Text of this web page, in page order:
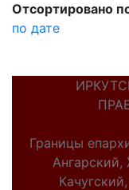
Отсортировано
по дате
Границы
Ангарский,